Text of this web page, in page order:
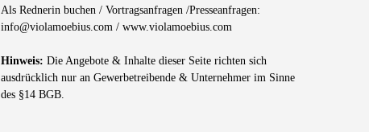
Als Rednerin buchen / Vortragsanfragen /Presseanfragen:
info@violamoebius.com /www.violamoebius.com
Hinweis: Die Angebote & Inhalte dieser Seite richten sich
ausdrücklich nur an Gewerbetreibende & Unternehmer im Sinne
des §14 BGB.